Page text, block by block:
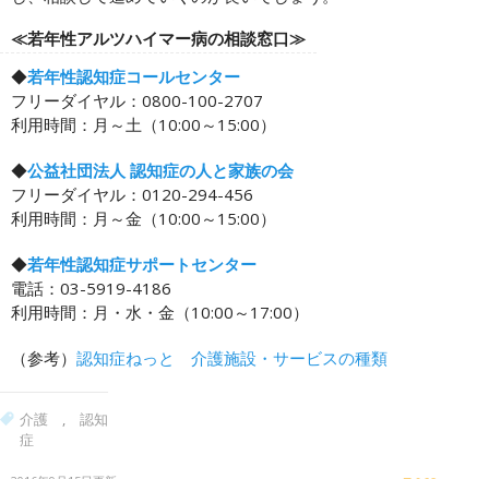
≪若年性アルツハイマー病の相談窓口≫
◆若年性認知症コールセンター
フリーダイヤル：0800-100-2707
利用時間：月～土（10:00～15:00）
◆公益社団法人 認知症の人と家族の会
フリーダイヤル：0120-294-456
利用時間：月～金（10:00～15:00）
◆若年性認知症サポートセンター
電話：03-5919-4186
利用時間：月・水・金（10:00～17:00）
（参考） 認知症ねっと 介護施設・サービスの種類
介護 , 認知
症